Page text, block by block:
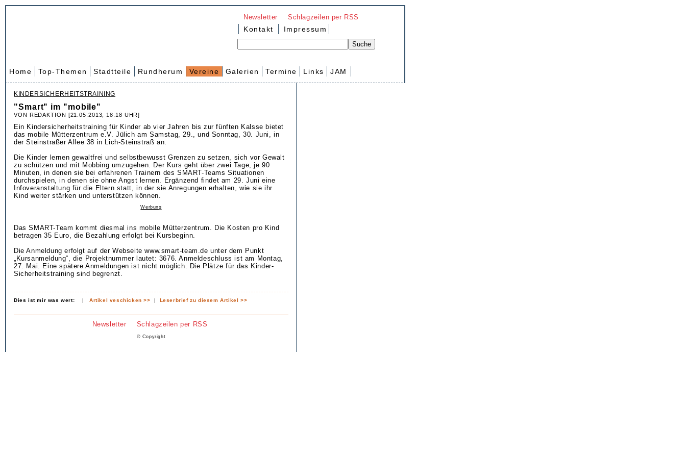
Newsletter Schlagzeilen per RSS
Kontakt Impressum
Home Top-Themen Stadtteile Rundherum Vereine Galerien Termine Links JAM
KINDERSICHERHEITSTRAINING
"Smart" im "mobile"
VON REDAKTION [21.05.2013, 18.18 UHR]
Ein Kindersicherheitstraining für Kinder ab vier Jahren bis zur fünften Kalsse bietet
das mobile Mütterzentrum e.V. Jülich am Samstag, 29., und Sonntag, 30. Juni, in
der Steinstraßer Allee 38 in Lich-Steinstraß an.
Die Kinder lernen gewaltfrei und selbstbewusst Grenzen zu setzen, sich vor Gewalt
zu schützen und mit Mobbing umzugehen. Der Kurs geht über zwei Tage, je 90
Minuten, in denen sie bei erfahrenen Trainern des SMART-Teams Situationen
durchspielen, in denen sie ohne Angst lernen. Ergänzend findet am 29. Juni eine
Infoveranstaltung für die Eltern statt, in der sie Anregungen erhalten, wie sie ihr
Kind weiter stärken und unterstützen können.
Werbung
Das SMART-Team kommt diesmal ins mobile Mütterzentrum. Die Kosten pro Kind
betragen 35 Euro, die Bezahlung erfolgt bei Kursbeginn.
Die Anmeldung erfolgt auf der Webseite www.smart-team.de unter dem Punkt
„Kursanmeldung“, die Projektnummer lautet: 3676. Anmeldeschluss ist am Montag,
27. Mai. Eine spätere Anmeldungen ist nicht möglich. Die Plätze für das Kinder-
Sicherheitstraining sind begrenzt.
Dies ist mir was wert: |Artikel veschicken >> | Leserbrief zu diesem Artikel >>
Newsletter Schlagzeilen per RSS
© Copyright